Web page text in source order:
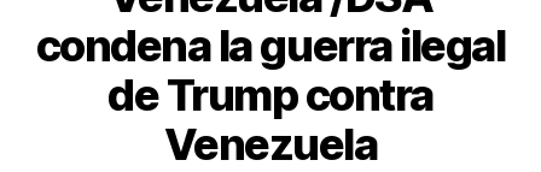
condena la guerra ilegal
de Trump contra
Venezuela